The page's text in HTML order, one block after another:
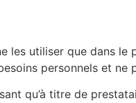
les utiliser que dans le
personnels et ne
qu’à titre de